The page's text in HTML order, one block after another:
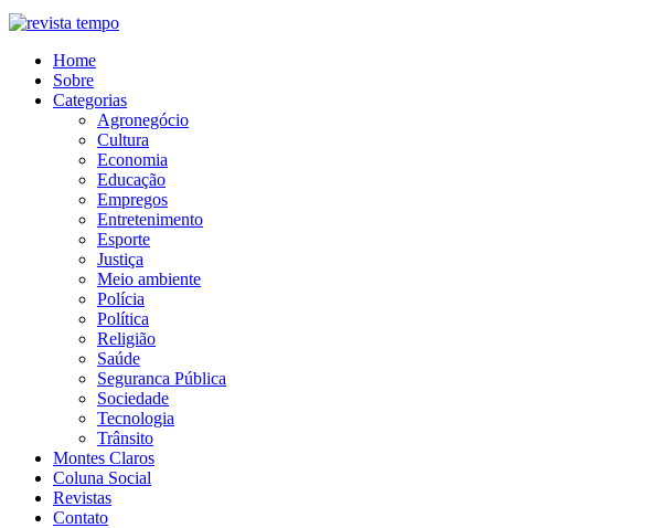
Home
Sobre
Categorias
Agronegócio
Cultura
Economia
Educação
Empregos
Entretenimento
Esporte
Justiça
Meio ambiente
Polícia
Política
Religião
Saúde
Seguranca Pública
Sociedade
Tecnologia
Trânsito
Montes Claros
Coluna Social
Revistas
Contato